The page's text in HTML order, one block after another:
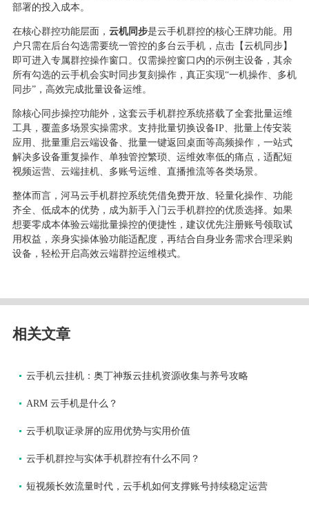
部署的投入成本。
在核心群控功能层面， 云机同步是云手机群控的核心王牌功能。用
户只需在后台勾选需要统一管控的多台云手机，点击【云机同步】
即可进入专属群控操作窗口。仅需操控窗口内的示例主设备，其余
所有勾选的云手机会实时同步复刻操作，真正实现“一机操作、多机
同步”，高效完成批量设备运维。
除核心同步操控功能外，这套云手机群控系统搭载了全套批量运维
工具，覆盖多场景实操需求。支持批量切换设备IP、批量上传安装
应用、批量重启云端设备、批量一键返回桌面等高频操作，一站式
解决多设备重复操作、单独管控繁琐、运维效率低的痛点，适配短
视频运营、云端挂机、多账号运维、直播推流等各类场景。
整体而言，河马云手机群控系统凭借免费开放、轻量化操作、功能
齐全、低成本的优势，成为新手入门云手机群控的优质选择。如果
想要零成本体验云端批量操控的便捷性，建议优先注册账号领取试
用权益，亲身实操体验功能适配度，再结合自身业务需求合理采购
设备，轻松开启高效云端群控运维模式。
相关文章
云手机云挂机：奥丁神叛云挂机资源收集与养号攻略
ARM 云手机是什么？
云手机取证录屏的应用优势与实用价值
云手机群控与实体手机群控有什么不同？
短视频长效流量时代，云手机如何支撑账号持续稳定运营